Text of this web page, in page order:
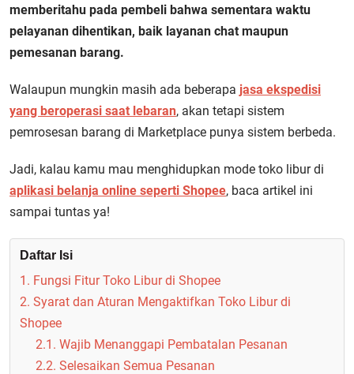
memberitahu pada pembeli bahwa sementara waktu
pelayanan dihentikan, baik layanan chat maupun
pemesanan barang.
Walaupun mungkin masih ada beberapa jasa ekspedisi
yang beroperasi saat lebaran, akan tetapi sistem
pemrosesan barang di Marketplace punya sistem berbeda.
Jadi, kalau kamu mau menghidupkan mode toko libur di
aplikasi belanja online seperti Shopee, baca artikel ini
sampai tuntas ya!
Daftar Isi
1. Fungsi Fitur Toko Libur di Shopee
2. Syarat dan Aturan Mengaktifkan Toko Libur di
Shopee
2.1. Wajib Menanggapi Pembatalan Pesanan
2.2. Selesaikan Semua Pesanan